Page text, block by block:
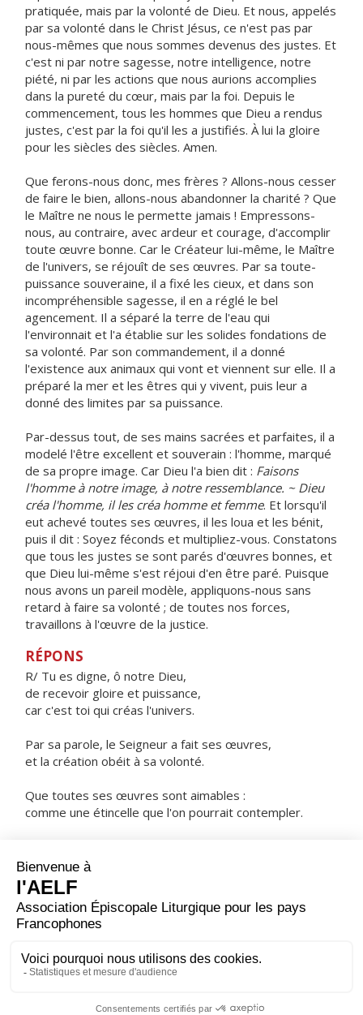
pratiquée, mais par la volonté de Dieu. Et nous, appelés
par sa volonté dans le Christ Jésus, ce n'est pas par
nous-mêmes que nous sommes devenus des justes. Et
c'est ni par notre sagesse, notre intelligence, notre
piété, ni par les actions que nous aurions accomplies
dans la pureté du cœur, mais par la foi. Depuis le
commencement, tous les hommes que Dieu a rendus
justes, c'est par la foi qu'il les a justifiés. À lui la gloire
pour les siècles des siècles. Amen.
Que ferons-nous donc, mes frères ? Allons-nous cesser
de faire le bien, allons-nous abandonner la charité ? Que
le Maître ne nous le permette jamais ! Empressons-
nous, au contraire, avec ardeur et courage, d'accomplir
toute œuvre bonne. Car le Créateur lui-même, le Maître
de l'univers, se réjouît de ses œuvres. Par sa toute-
puissance souveraine, il a fixé les cieux, et dans son
incompréhensible sagesse, il en a réglé le bel
agencement. Il a séparé la terre de l'eau qui
l'environnait et l'a établie sur les solides fondations de
sa volonté. Par son commandement, il a donné
l'existence aux animaux qui vont et viennent sur elle. Il a
préparé la mer et les êtres qui y vivent, puis leur a
donné des limites par sa puissance.
Par-dessus tout, de ses mains sacrées et parfaites, il a
modelé l'être excellent et souverain : l'homme, marqué
de sa propre image. Car Dieu l'a bien dit : Faisons
l'homme à notre image, à notre ressemblance. ~ Dieu
créa l'homme, il les créa homme et femme. Et lorsqu'il
eut achevé toutes ses œuvres, il les loua et les bénit,
puis il dit : Soyez féconds et multipliez-vous. Constatons
que tous les justes se sont parés d'œuvres bonnes, et
que Dieu lui-même s'est réjoui d'en être paré. Puisque
nous avons un pareil modèle, appliquons-nous sans
retard à faire sa volonté ; de toutes nos forces,
travaillons à l'œuvre de la justice.
RÉPONS
R/ Tu es digne, ô notre Dieu,
de recevoir gloire et puissance,
car c'est toi qui créas l'univers.
Par sa parole, le Seigneur a fait ses œuvres,
et la création obéit à sa volonté.
Que toutes ses œuvres sont aimables :
comme une étincelle que l'on pourrait contempler.
Quelle merveille, l'œuvre du Très-Haut !
ORAISON
donne-nous de vivre selon ta grâce, alors tu pourras
venir en nous pour y faire ta demeure.